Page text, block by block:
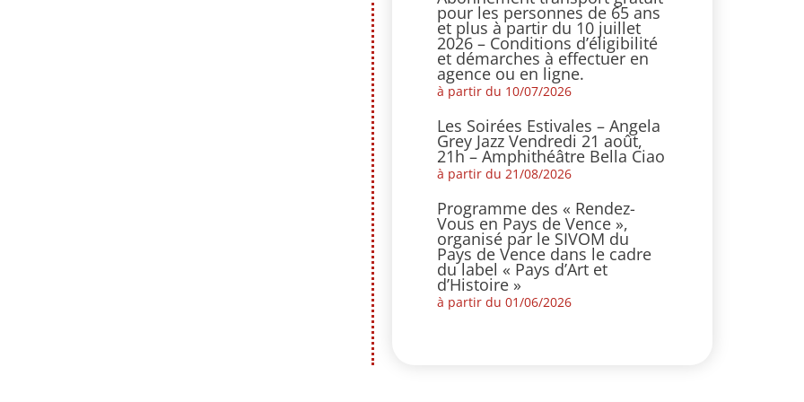
pour les personnes de 65 ans
et plus à partir du 10 juillet
2026 – Conditions d’éligibilité
et démarches à effectuer en
agence ou en ligne.
à partir du 10/07/2026
Les Soirées Estivales – Angela
Grey Jazz Vendredi 21 août,
21h – Amphithéâtre Bella Ciao
à partir du 21/08/2026
Programme des « Rendez-
Vous en Pays de Vence »,
organisé par le SIVOM du
Pays de Vence dans le cadre
du label « Pays d’Art et
d’Histoire »
à partir du 01/06/2026